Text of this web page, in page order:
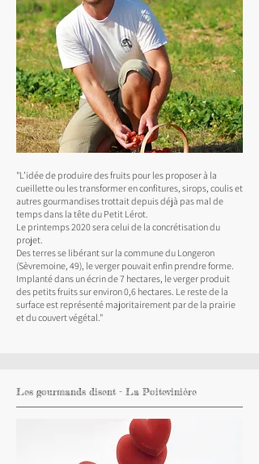
"L’idée de produire des fruits pour les proposer à la
cueillette ou les transformer en confitures, sirops, coulis et
autres gourmandises trottait depuis déjà pas mal de
temps dans la tête du Petit Lérot.
Le printemps 2020 sera celui de la concrétisation du
projet.
Des terres se libérant sur la commune du Longeron
(Sèvremoine, 49), le verger pouvait enfin prendre forme.
Implanté dans un écrin de 7 hectares, le verger produit
des petits fruits sur environ 0,6 hectares. Le reste de la
surface est représenté majoritairement par de la prairie
et du couvert végétal."
Les gourmands disent - La Poitevinière